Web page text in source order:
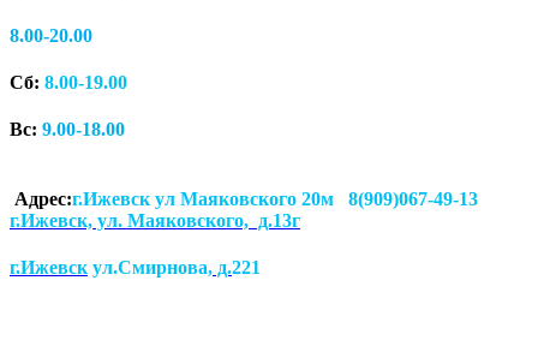
8.00-20.00
Сб: 8.00-19.00
Вс: 9.00-18.00
Адрес:г.Ижевск ул Маяковского 20м 8(909)067-49-13
г.Ижевск, ул. Маяковского, д.13г
г.Ижевск ул.Смирнова, д.221